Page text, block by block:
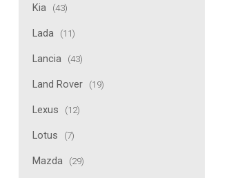
Kia (43)
Lada (11)
Lancia (43)
Land Rover (19)
Lexus (12)
Lotus (7)
Mazda (29)